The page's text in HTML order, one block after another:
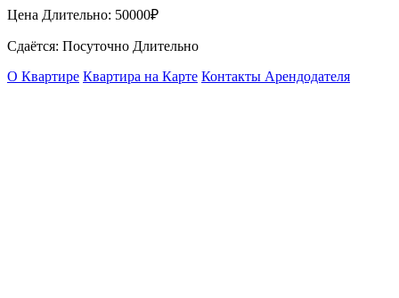
Цена Длительно: 50000₽
Сдаётся: Посуточно Длительно
О Квартире Квартира на Карте Контакты Арендодателя